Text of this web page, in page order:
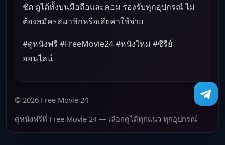
ชัด ดูได้ทั้งบนมือถือและคอม รองรับทุกอุปกรณ์ ไม่
ต้องสมัครสมาชิกหรือเสียค่าใช้จ่าย
#ดูหนังฟรี #FreeMovie24 #หนังใหม่ #ซีรีย์
ออนไลน์
© 2026 Free Movie 24
ดูหนังฟรีที่ Free Movie 24 — เลือกดูได้ทุกแนว ทุกอุปกรณ์